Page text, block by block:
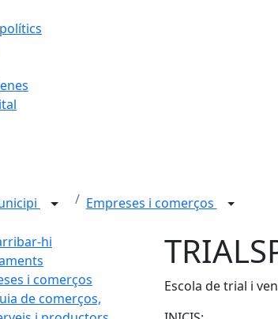
Empreses i comerços
hi
i comerços
de comerços,
Escola de trial i